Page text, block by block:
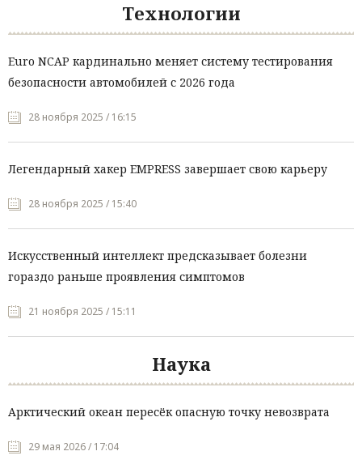
Технологии
Euro NCAP кардинально меняет систему тестирования
безопасности автомобилей с 2026 года
28 ноября 2025 / 16:15
Легендарный хакер EMPRESS завершает свою карьеру
28 ноября 2025 / 15:40
Искусственный интеллект предсказывает болезни
гораздо раньше проявления симптомов
21 ноября 2025 / 15:11
Наука
Арктический океан пересёк опасную точку невозврата
29 мая 2026 / 17:04